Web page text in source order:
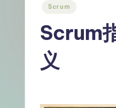
简
中
Posted
Scrum
Scrum
义